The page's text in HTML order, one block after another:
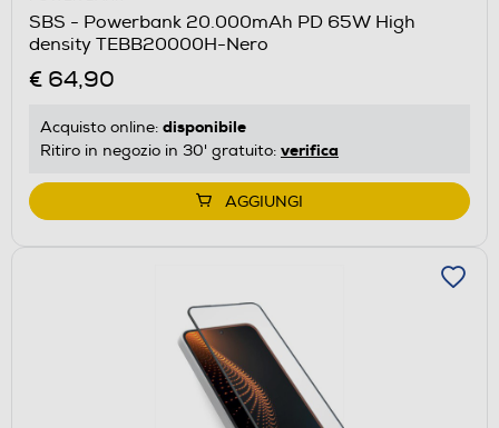
SBS - Powerbank 20.000mAh PD 65W High
density TEBB20000H-Nero
€ 64,90
Acquisto online: disponibile
Ritiro in negozio in 30' gratuito: verifica
AGGIUNGI